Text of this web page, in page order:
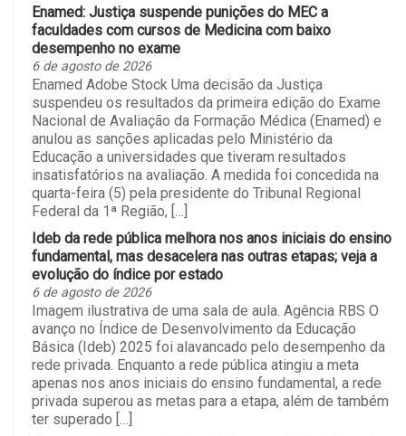
Enamed: Justiça suspende punições do MEC a
faculdades com cursos de Medicina com baixo
desempenho no exame
6 de agosto de 2026
Enamed Adobe Stock Uma decisão da Justiça
suspendeu os resultados da primeira edição do Exame
Nacional de Avaliação da Formação Médica (Enamed) e
anulou as sanções aplicadas pelo Ministério da
Educação a universidades que tiveram resultados
insatisfatórios na avaliação. A medida foi concedida na
quarta-feira (5) pela presidente do Tribunal Regional
Federal da 1ª Região, […]
Ideb da rede pública melhora nos anos iniciais do ensino
fundamental, mas desacelera nas outras etapas; veja a
evolução do índice por estado
6 de agosto de 2026
Imagem ilustrativa de uma sala de aula. Agência RBS O
avanço no Índice de Desenvolvimento da Educação
Básica (Ideb) 2025 foi alavancado pelo desempenho da
rede privada. Enquanto a rede pública atingiu a meta
apenas nos anos iniciais do ensino fundamental, a rede
privada superou as metas para a etapa, além de também
ter superado […]